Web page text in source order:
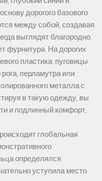
дорогого базового
между собой, создавая
выглядят благородно.
фурнитура. На дорогих
пластика: пуговицы
перламутра или
металла с
в такую одежду, вы
и подлинный комфорт,
глобальная
определялся
уступила место